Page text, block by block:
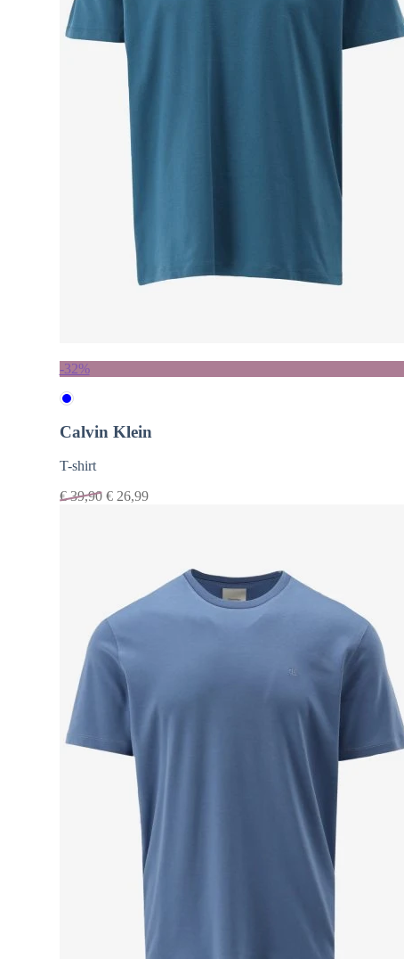
-32%
Calvin Klein
T-shirt
€39,90 €26,99